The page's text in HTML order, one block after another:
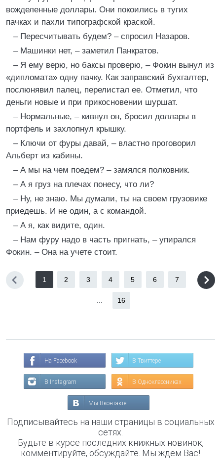
вожделенные доллары. Они покоились в тугих
пачках и пахли типографской краской.
– Пересчитывать будем? – спросил Назаров.
– Машинки нет, – заметил Панкратов.
– Я ему верю, но баксы проверю, – Фокин вынул из
«дипломата» одну пачку. Как заправский бухгалтер,
послюнявил палец, перелистал ее. Отметил, что
деньги новые и при прикосновении шуршат.
– Нормальные, – кивнул он, бросил доллары в
портфель и захлопнул крышку.
– Ключи от фуры давай, – властно проговорил
Альберт из кабины.
– А мы на чем поедем? – замялся полковник.
– А я груз на плечах понесу, что ли?
– Ну, не знаю. Мы думали, ты на своем грузовике
приедешь. И не один, а с командой.
– А я, как видите, один.
– Нам фуру надо в часть пригнать, – упирался
Фокин. – Она на учете стоит.
1 2 3 4 5 6 7
16
На Facebook В Твиттере
В Instagram В Одноклассниках
Мы Вконтакте
Подписывайтесь на наши страницы в социальных
сетях.
Будьте в курсе последних книжных новинок,
комментируйте, обсуждайте. Мы ждём Вас!